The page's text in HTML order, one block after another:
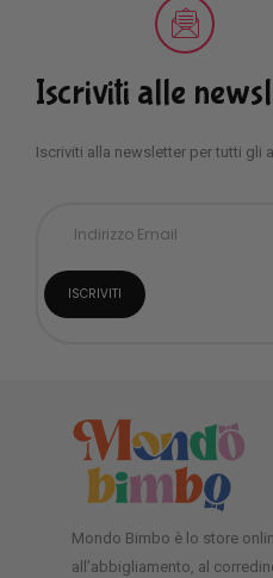
Iscriviti alle
Iscriviti alla newsletter per tutti gli
Mondo Bimbo è lo store
all’abbigliamento, al